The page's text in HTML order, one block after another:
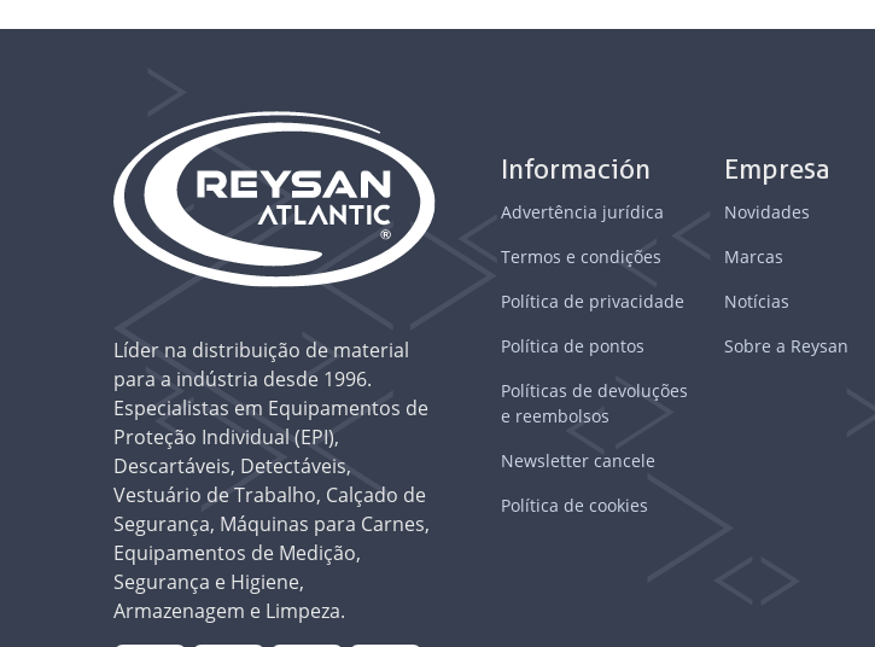
Líder na distribuição de material
para a indústria desde 1996.
Especialistas em Equipamentos de
Proteção Individual (EPI),
Descartáveis, Detectáveis,
Vestuário de Trabalho, Calçado de
Segurança, Máquinas para Carnes,
Equipamentos de Medição,
Segurança e Higiene,
Armazenagem e Limpeza.
Información
Advertência jurídica
Termos e condições
Política de privacidade
Política de pontos
Políticas de devoluções
e reembolsos
Newsletter cancele
Política de cookies
Empresa
Novidades
Marcas
Notícias
Sobre a Reysan